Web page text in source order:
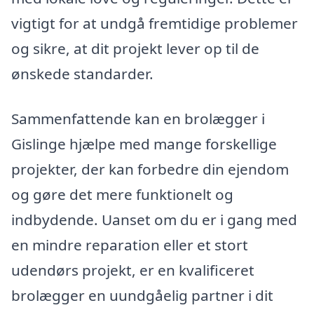
vigtigt for at undgå fremtidige problemer
og sikre, at dit projekt lever op til de
ønskede standarder.
Sammenfattende kan en brolægger i
Gislinge hjælpe med mange forskellige
projekter, der kan forbedre din ejendom
og gøre det mere funktionelt og
indbydende. Uanset om du er i gang med
en mindre reparation eller et stort
udendørs projekt, er en kvalificeret
brolægger en uundgåelig partner i dit